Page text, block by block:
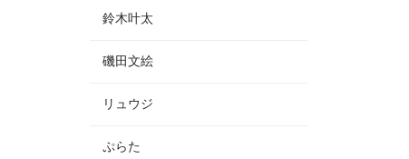
鈴木叶太
磯田文絵
リュウジ
ぷらた